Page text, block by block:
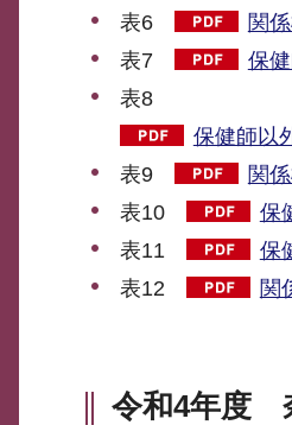
表6
関
表7
保
表8
保健師以
表9
関
表10
保
表11
保
表12
関
令和4年度